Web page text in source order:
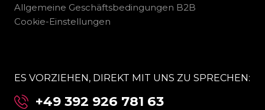
Allgemeine Geschäftsbedingungen B2B
Cookie-Einstellungen
ES VORZIEHEN, DIREKT MIT UNS ZU SPRECHEN:
+49 392 926 781 63